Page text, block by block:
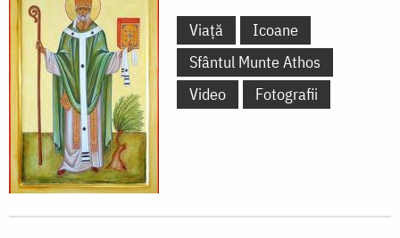
Viață
Icoane
Sfântul Munte Athos
Video
Fotografii